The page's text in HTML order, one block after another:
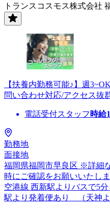
トランスコスモス株式会社
【扶養内勤務可能♪】週
問い合わせ対応/アクセス抜
電話受付スタッフ 時給
勤務地
面接地
福岡県福岡市早良区 ※詳細
時にご確認をお願いいたしま
空港線 西新駅よりバスで5
駅より発着便あり （天神よ